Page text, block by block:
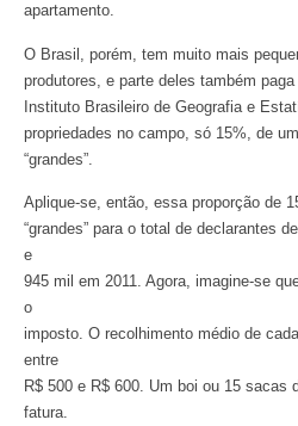
apartamento.
O Brasil, porém, tem muito mais
produtores, e parte deles também
Instituto Brasileiro de Geografia e
propriedades no campo, só 15%, de
“grandes”.
Aplique-se, então, essa proporção de
“grandes” para o total de declarantes
e
945 mil em 2011. Agora, imagine-se
o
imposto. O recolhimento médio de
entre
R$ 500 e R$ 600. Um boi ou 15 sacas
fatura.